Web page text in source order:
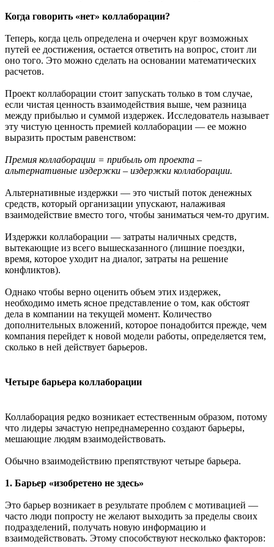
Когда говорить «нет» коллаборации?
Теперь, когда цель определена и очерчен круг возможных
путей ее достижения, остается ответить на вопрос, стоит ли
оно того. Это можно сделать на основании математических
расчетов.
Проект коллаборации стоит запускать только в том случае,
если чистая ценность взаимодействия выше, чем разница
между прибылью и суммой издержек. Исследователь называет
эту чистую ценность премией коллаборации — ее можно
выразить простым равенством:
Премия коллаборации = прибыль от проекта –
альтернативные издержки – издержки коллаборации.
Альтернативные издержки — это чистый поток денежных
средств, который организации упускают, налаживая
взаимодействие вместо того, чтобы заниматься чем-то другим.
Издержки коллаборации — затраты наличных средств,
вытекающие из всего вышесказанного (лишние поездки,
время, которое уходит на диалог, затраты на решение
конфликтов).
Однако чтобы верно оценить объем этих издержек,
необходимо иметь ясное представление о том, как обстоят
дела в компании на текущей момент. Количество
дополнительных вложений, которое понадобится прежде, чем
компания перейдет к новой модели работы, определяется тем,
сколько в ней действует барьеров.
Четыре барьера коллаборации
Коллаборация редко возникает естественным образом, потому
что лидеры зачастую непреднамеренно создают барьеры,
мешающие людям взаимодействовать.
Обычно взаимодействию препятствуют четыре барьера.
1. Барьер «изобретено не здесь»
Это барьер возникает в результате проблем с мотивацией —
часто люди попросту не желают выходить за пределы своих
подразделений, получать новую информацию и
взаимодействовать. Этому способствуют несколько факторов: